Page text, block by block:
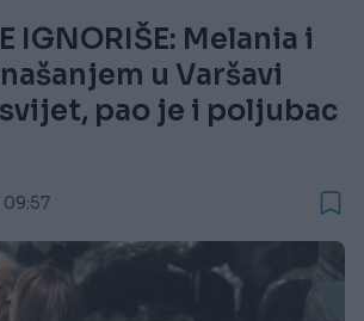
IGNORIŠE: Melania i
u Varšavi
pao je i poljubac
09:57